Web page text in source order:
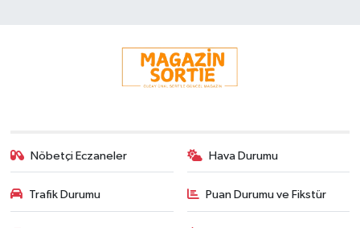
Nöbetçi Eczaneler Hava Durumu
Trafik Durumu Puan Durumu ve Fikstür